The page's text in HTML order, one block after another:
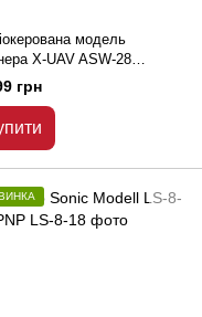
модель
X-UAV ASW-28
1700 мм) PNF
грн